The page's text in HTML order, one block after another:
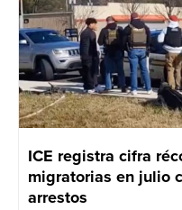
ICE registra cifra
migratorias en julio
arrestos